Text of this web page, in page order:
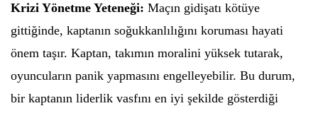
Krizi Yönetme Yeteneği: Maçın gidişatı kötüye
gittiğinde, kaptanın soğukkanlılığını koruması hayati
önem taşır. Kaptan, takımın moralini yüksek tutarak,
oyuncuların panik yapmasını engelleyebilir. Bu durum,
bir kaptanın liderlik vasfını en iyi şekilde gösterdiği